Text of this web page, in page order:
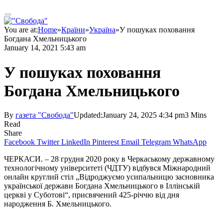
You are at:Home»Країни»Україна»У пошуках поховання
Богдана Хмельницького
January 14, 2021 5:43 am
У пошуках поховання
Богдана Хмельницького
By газета "Свобода"Updated:January 24, 2025 4:34 pm3 Mins
Read
Share
Facebook Twitter LinkedIn Pinterest Email Telegram WhatsApp
ЧЕРКАСИ. – 28 грудня 2020 року в Черкаському державному
технологічному університеті (ЧДТУ) відбувся Міжнародний
онлайн круглий стіл „Відроджуємо усипальницю засновника
української держави Богдана Хмельницького в Іллінській
церкві у Суботові“, присвячений 425-річчю від дня
народження Б. Хмельниць­кого.